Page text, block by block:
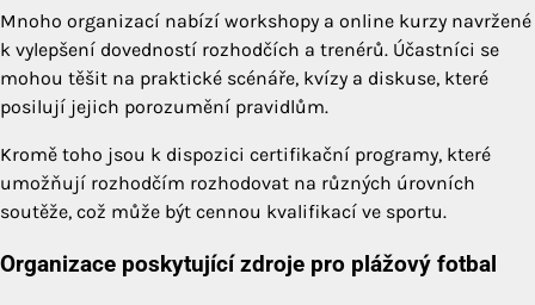
Mnoho organizací nabízí workshopy a online kurzy navržené
k vylepšení dovedností rozhodčích a trenérů. Účastníci se
mohou těšit na praktické scénáře, kvízy a diskuse, které
posilují jejich porozumění pravidlům.
Kromě toho jsou k dispozici certifikační programy, které
umožňují rozhodčím rozhodovat na různých úrovních
soutěže, což může být cennou kvalifikací ve sportu.
Organizace poskytující zdroje pro plážový fotbal